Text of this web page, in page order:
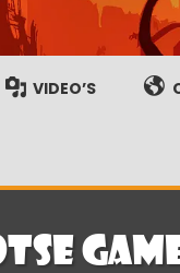
streams
VIDEO’S